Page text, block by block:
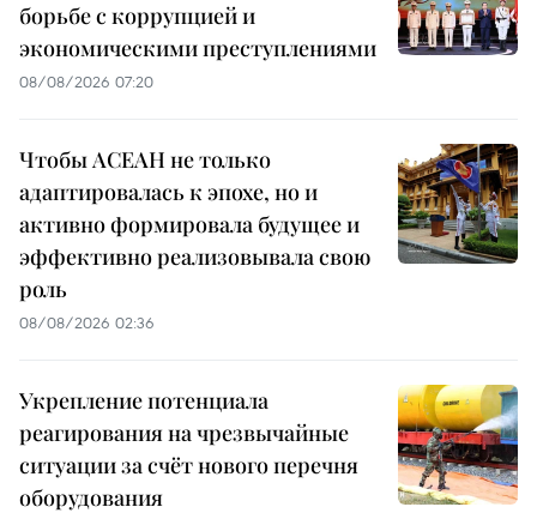
борьбе с коррупцией и
экономическими преступлениями
08/08/2026 07:20
Чтобы АСЕАН не только
адаптировалась к эпохе, но и
активно формировала будущее и
эффективно реализовывала свою
роль
08/08/2026 02:36
Укрепление потенциала
реагирования на чрезвычайные
ситуации за счёт нового перечня
оборудования